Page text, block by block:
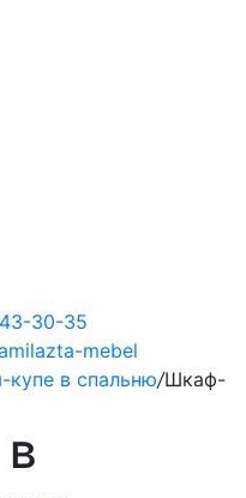
30-35
ilazta-mebel
в спальню/Шкаф-